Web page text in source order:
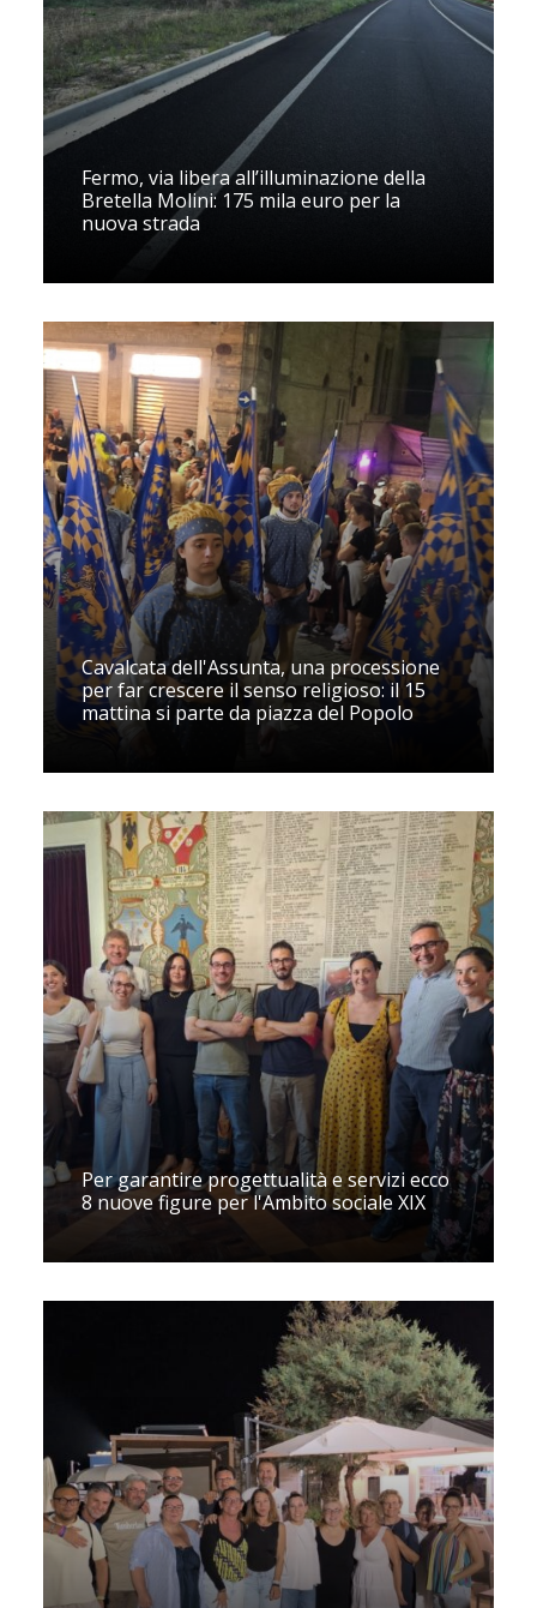
Fermo, via libera all’illuminazione della
Bretella Molini: 175 mila euro per la
nuova strada
Cavalcata dell'Assunta, una processione
per far crescere il senso religioso: il 15
mattina si parte da piazza del Popolo
Per garantire progettualità e servizi ecco
8 nuove figure per l'Ambito sociale XIX